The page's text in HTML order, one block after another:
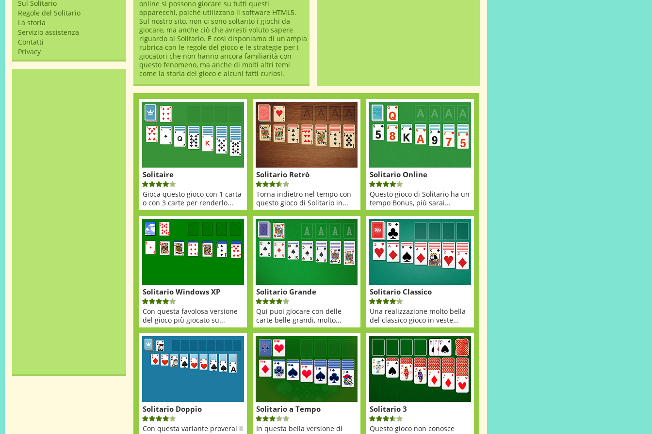
Sul Solitario
Regole del Solitario
La storia
Servizio assistenza
Contatti
Privacy
online si possono giocare su tutti questi
apparecchi, poiché utilizzano il software HTML5.
Sul nostro sito, non ci sono soltanto i giochi da
giocare, ma anche ciò che avresti voluto sapere
riguardo al Solitario. E così disponiamo di un'ampia
rubrica con le regole del gioco e le strategie per i
giocatori che non hanno ancora familiarità con
questo fenomeno, ma anche di molti altri temi
come la storia del gioco e alcuni fatti curiosi.
Solitaire
Gioca questo gioco con 1 carta
o con 3 carte per renderlo...
Solitario Retrò
Torna indietro nel tempo con
questo gioco di Solitario in...
Solitario Online
Questo gioco di Solitario ha un
tempo Bonus, più sarai...
Solitario Windows XP
Con questa favolosa versione
del gioco più giocato su...
Solitario Grande
Qui puoi giocare con delle
carte belle grandi, molto...
Solitario Classico
Una realizzazione molto bella
del classico gioco in veste...
Solitario Doppio
Con questa variante proverai il
Solitario a Tempo
In questa bella versione di
Solitario 3
Questo gioco non conosce